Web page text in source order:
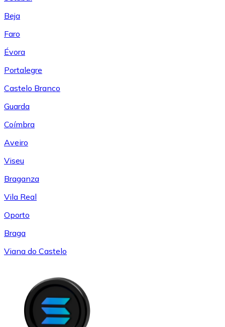
Beja
Faro
Évora
Portalegre
Castelo Branco
Guarda
Coímbra
Aveiro
Viseu
Braganza
Vila Real
Oporto
Braga
Viana do Castelo